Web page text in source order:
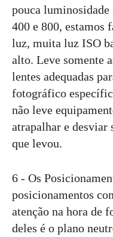
pouca luminosidade
400 e 800, estamos
luz, muita luz ISO
alto. Leve somente
lentes adequadas
fotográfico
não leve
atrapalhar e desviar
que levou.
6 - Os
posicionamentos
atenção na hora de
deles é o plano